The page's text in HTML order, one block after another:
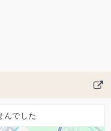
んでした